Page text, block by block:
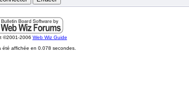
©2001-2006 Web Wiz Guide
été affichée en 0.078 secondes.